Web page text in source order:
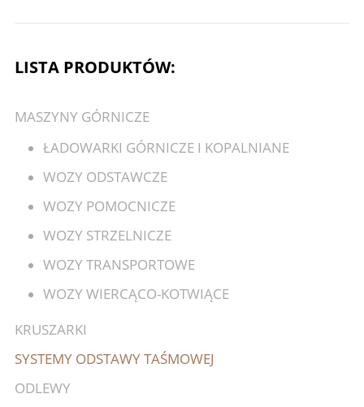
LISTA PRODUKTÓW:
MASZYNY GÓRNICZE
ŁADOWARKI GÓRNICZE I KOPALNIANE
WOZY ODSTAWCZE
WOZY POMOCNICZE
WOZY STRZELNICZE
WOZY TRANSPORTOWE
WOZY WIERCĄCO-KOTWIĄCE
KRUSZARKI
SYSTEMY ODSTAWY TAŚMOWEJ
ODLEWY